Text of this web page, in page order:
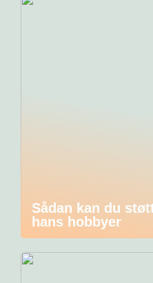
Sådan kan du
hans hobbyer